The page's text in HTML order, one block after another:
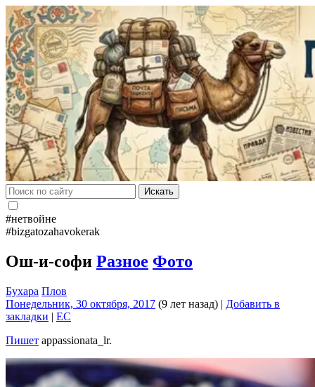
Искать
#нетвойне
#bizgatozahavokerak
Ош-и-софи Разное Фото
Бухара Плов
Понедельник, 30 октября, 2017 (9 лет назад) | Добавить в
закладки | EC
Пишет appassionata_lr.